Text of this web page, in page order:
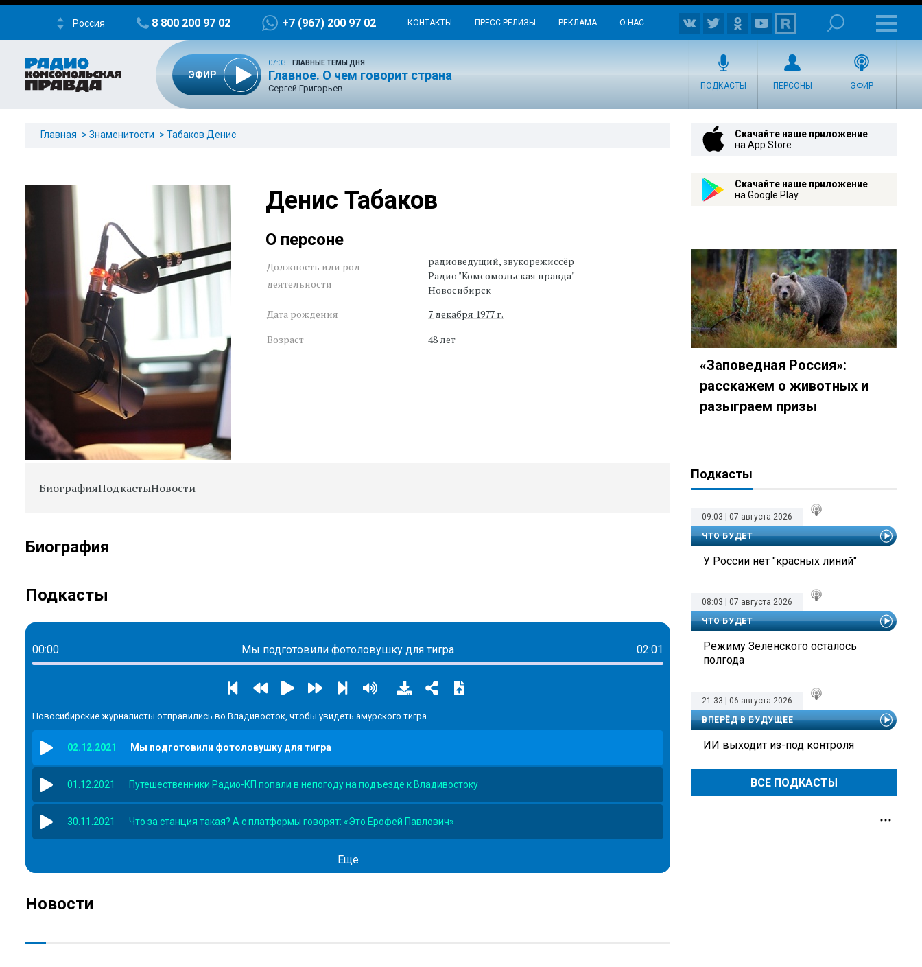
Россия 8 800 200 97 02 +7 (967) 200 97 02 КОНТАКТЫ ПРЕСС-РЕЛИЗЫ РЕКЛАМА О НАС
ЭФИР
07:03 ГЛАВНЫЕ ТЕМЫ ДНЯ
Главное. О чем говорит страна
Сергей Григорьев ПОДКАСТЫ ПЕРСОНЫ ЭФИР
Главная Знаменитости Табаков Денис
Денис Табаков
О персоне
Должность или род
деятельности
радиоведущий, звукорежиссёр
Радио "Комсомольская правда" -
Новосибирск
Дата рождения
7 декабря 1977 г.
Возраст
48 лет
БиографияПодкастыНовости
Биография
Подкасты
00:00 Мы подготовили фотоловушку для тигра 02:01
Новосибирские журналисты отправились во Владивосток, чтобы увидеть амурского тигра
02.12.2021 Мы подготовили фотоловушку для тигра
01.12.2021 Путешественники Радио-КП попали в непогоду на подъезде к Владивостоку
30.11.2021 Что за станция такая? А с платформы говорят: «Это Ерофей Павлович»
Еще
Новости
Скачайте наше приложение
на App Store
Скачайте наше приложение
на Google Play
«Заповедная Россия»:
расскажем о животных и
разыграем призы
Подкасты
09:03 | 07 августа 2026
ЧТО БУДЕТ
У России нет "красных линий"
08:03 | 07 августа 2026
ЧТО БУДЕТ
Режиму Зеленского осталось
полгода
21:33 | 06 августа 2026
ВПЕРЁД В БУДУЩЕЕ
ИИ выходит из-под контроля
ВСЕ ПОДКАСТЫ